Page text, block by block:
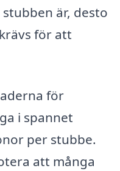
är, desto
för att
för
i spannet
per stubbe.
att många